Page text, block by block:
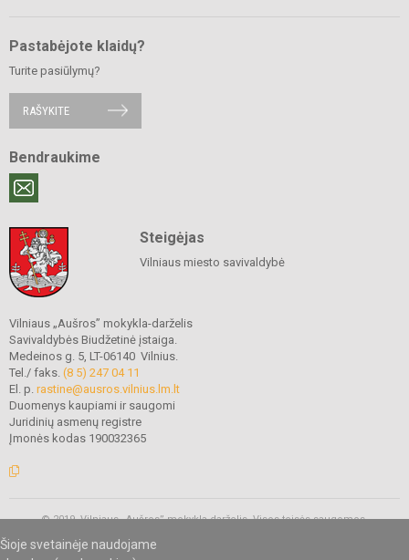
Šioje svetainėje naudojame
Pastabėjote klaidų?
Turite pasiūlymų?
RAŠYKITE
Bendraukime
Steigėjas
Vilniaus miesto savivaldybė
Vilniaus „Aušros” mokykla-darželis
Savivaldybės Biudžetinė įstaiga.
Medeinos g. 5, LT-06140 Vilnius.
Tel./ faks. (8 5) 247 04 11
El. p. rastine@ausros.vilnius.lm.lt
Duomenys kaupiami ir saugomi
Juridinių asmenų registre
Įmonės kodas 190032365
© 2019. Vilniaus „Aušros” mokykla-darželis. Visos teisės saugomos.